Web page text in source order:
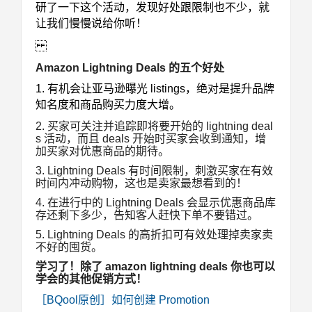
研了一下这个活动，发现好处跟限制也不少，就
让我们慢慢说给你听！
Amazon Lightning Deals 的五个好处
1. 有机会让亚马逊曝光 listings，绝对是提升品牌
知名度和商品购买力度大增。
2. 买家可关注并追踪即将要开始的 lightning deal
s 活动，而且 deals 开始时买家会收到通知，增
加买家对优惠商品的期待。
3. Lightning Deals 有时间限制，刺激买家在有效
时间内冲动购物，这也是卖家最想看到的！
4. 在进行中的 Lightning Deals 会显示优惠商品库
存还剩下多少，告知客人赶快下单不要错过。
5. Lightning Deals 的高折扣可有效处理掉卖家卖
不好的囤货。
学习了！除了 amazon lightning deals 你也可以
学会的其他促销方式！
［BQool原创］如何创建 Promotion